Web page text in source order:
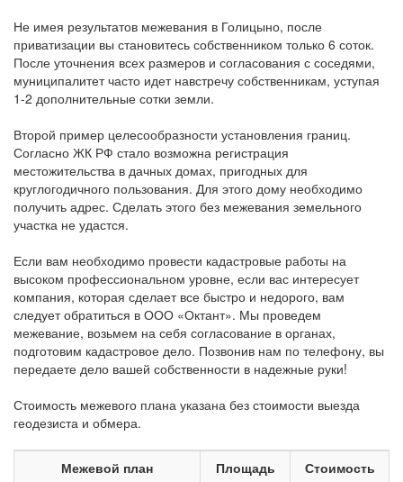
Не имея результатов межевания в Голицыно, после
приватизации вы становитесь собственником только 6 соток.
После уточнения всех размеров и согласования с соседями,
муниципалитет часто идет навстречу собственникам, уступая
1-2 дополнительные сотки земли.
Второй пример целесообразности установления границ.
Согласно ЖК РФ стало возможна регистрация
местожительства в дачных домах, пригодных для
круглогодичного пользования. Для этого дому необходимо
получить адрес. Сделать этого без межевания земельного
участка не удастся.
Если вам необходимо провести кадастровые работы на
высоком профессиональном уровне, если вас интересует
компания, которая сделает все быстро и недорого, вам
следует обратиться в ООО «Октант». Мы проведем
межевание, возьмем на себя согласование в органах,
подготовим кадастровое дело. Позвонив нам по телефону, вы
передаете дело вашей собственности в надежные руки!
Стоимость межевого плана указана без стоимости выезда
геодезиста и обмера.
Межевой план
Площадь
Стоимость